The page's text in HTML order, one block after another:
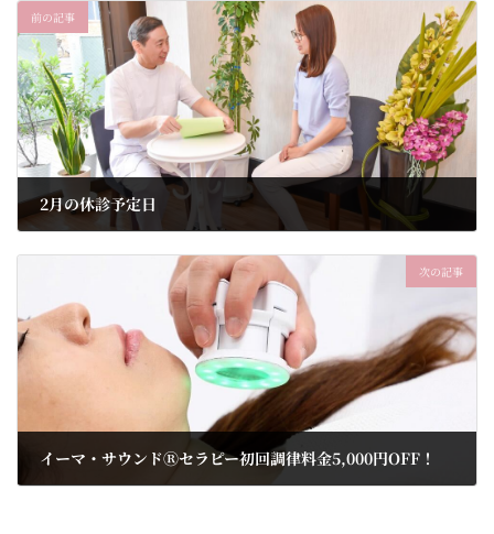
前の記事
2月の休診予定日
次の記事
イーマ・サウンドⓇセラピー初回調律料金5,000円OFF！